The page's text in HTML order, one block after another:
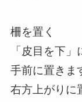
柵を置く
「皮目を下
手前に置きま
右方上がりに